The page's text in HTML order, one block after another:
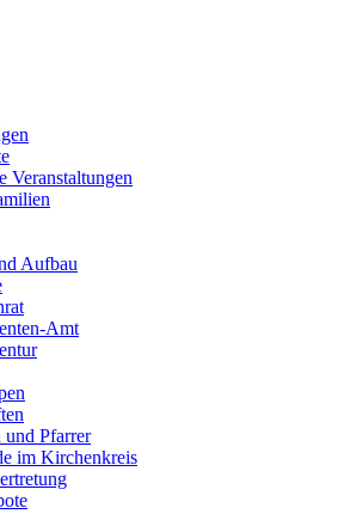
Veranstaltungen
Aufbau
Amt
und Pfarrer
im Kirchenkreis